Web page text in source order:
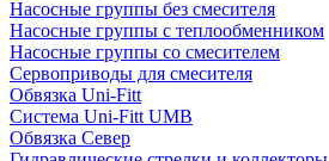
Насосные группы без смесителя
Насосные группы с теплообменником
Насосные группы со смесителем
Сервоприводы для смесителя
Обвязка Uni-Fitt
Система Uni-Fitt UMB
Обвязка Север